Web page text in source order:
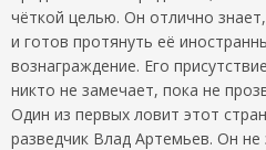
чёткой целью. Он отлично
и готов протянуть её
вознаграждение. Его
никто не замечает, пока не
Один из первых ловит этот
разведчик Влад Артемьев. Он